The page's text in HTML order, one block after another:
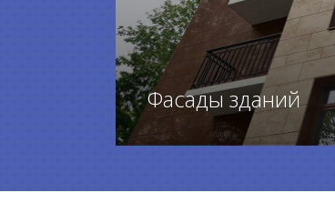
Фасады зданий